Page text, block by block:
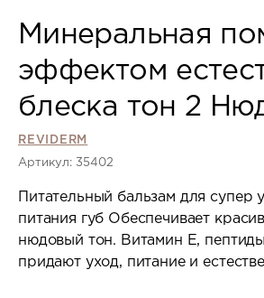
Минеральная
эффектом
блеска тон 2
REVIDERM
Артикул: 35402
Питательный бальзам для супер
питания губ Обеспечивает
нюдовый тон. Витамин Е,
придают уход, питание и